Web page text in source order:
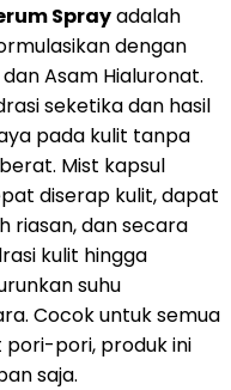
Sprayadalah
dengan
Asam Hialuronat.
seketika dan hasil
pada kulit tanpa
Mist kapsul
diserap kulit, dapat
riasan, dan secara
kulit hingga
suhu
Cocok untuk semua
pori, produk ini
saja.